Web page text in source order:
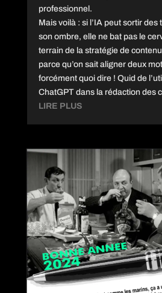
professionnel.
Mais voilà : si l’IA peut sortir des
son ombre, elle ne bat pas le
terrain de la stratégie de contenu
parce qu’on sait aligner deux
forcément quoi dire ! Quid de
ChatGPT dans la rédaction des
LIRE PLUS